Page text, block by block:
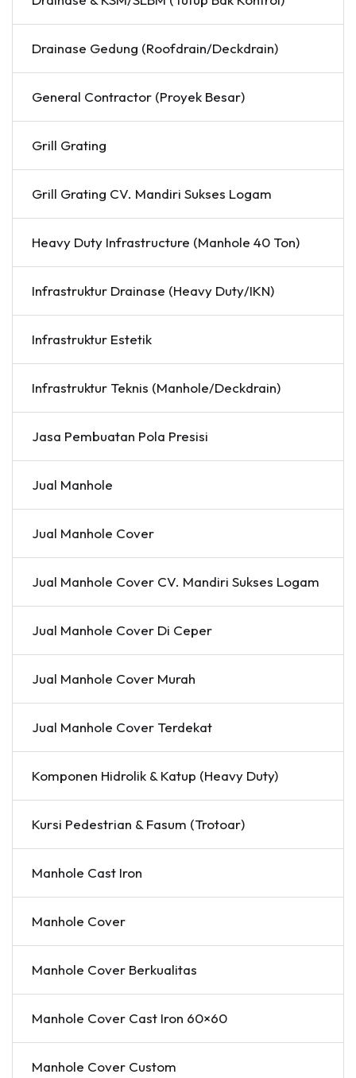
Drainase Gedung (Roofdrain/Deckdrain)
General Contractor (Proyek Besar)
Grill Grating
Grill Grating CV. Mandiri Sukses Logam
Heavy Duty Infrastructure (Manhole 40 Ton)
Infrastruktur Drainase (Heavy Duty/IKN)
Infrastruktur Estetik
Infrastruktur Teknis (Manhole/Deckdrain)
Jasa Pembuatan Pola Presisi
Jual Manhole
Jual Manhole Cover
Jual Manhole Cover CV. Mandiri Sukses Logam
Jual Manhole Cover Di Ceper
Jual Manhole Cover Murah
Jual Manhole Cover Terdekat
Komponen Hidrolik & Katup (Heavy Duty)
Kursi Pedestrian & Fasum (Trotoar)
Manhole Cast Iron
Manhole Cover
Manhole Cover Berkualitas
Manhole Cover Cast Iron 60×60
Manhole Cover Custom